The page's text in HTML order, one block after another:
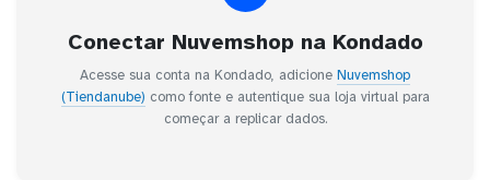
Conectar Nuvemshop na Kondado
Acesse sua conta na Kondado, adicione Nuvemshop
(Tiendanube) como fonte e autentique sua loja virtual para
começar a replicar dados.